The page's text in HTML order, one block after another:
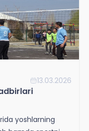
13.03.2026
yoshlarning